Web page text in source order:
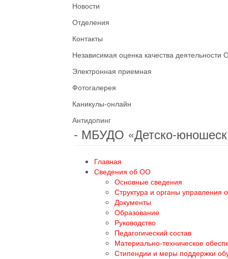
Новости
Отделения
Контакты
Независимая оценка качества деятельности
Электронная приемная
Фотогалерея
Каникулы-онлайн
Антидопинг
- МБУДО «Детско-
Главная
Сведения об ОО
Основные сведения
Структура и органы управления
Документы
Образование
Руководство
Педагогический состав
Материально-техническое
Стипендии и меры поддержки